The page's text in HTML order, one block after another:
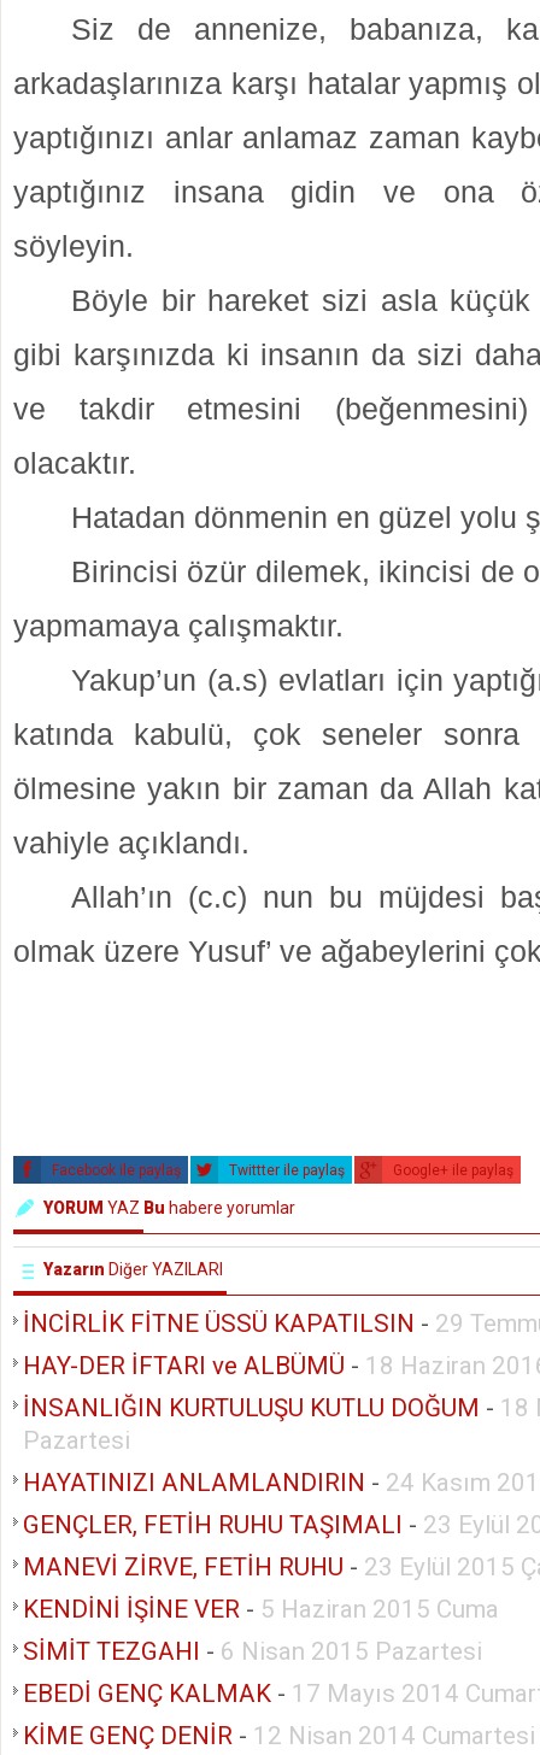
Siz de annenize, babanıza,
arkadaşlarınıza karşı hatalar yapmış
yaptığınızı anlar anlamaz zaman
yaptığınız insana gidin ve ona
söyleyin.
Böyle bir hareket sizi asla küçük
gibi karşınızda ki insanın da sizi
ve takdir etmesini
olacaktır.
Hatadan dönmenin en güzel yolu
Birincisi özür dilemek, ikincisi de
yapmamaya çalışmaktır.
Yakup’un (a.s) evlatları için
katında kabulü, çok seneler sonra
ölmesine yakın bir zaman da Allah
vahiyle açıklandı.
Allah’ın (c.c) nun bu müjdesi
olmak üzere Yusuf’ ve ağabeylerini
Facebook ile paylaş Twittter ile paylaş Google+ ile paylaş
YORUM YAZ Bu habere yorumlar
Yazarın Diğer YAZILARI
İNCİRLİK FİTNE ÜSSÜ KAPATILSIN - 29
HAY-DER İFTARI ve ALBÜMÜ - 18 Haziran
İNSANLIĞIN KURTULUŞU KUTLU DOĞUM - 18
Pazartesi
HAYATINIZI ANLAMLANDIRIN - 24 Kasım
GENÇLER, FETİH RUHU TAŞIMALI - 23 Eylül
MANEVİ ZİRVE, FETİH RUHU - 23 Eylül 2015
KENDİNİ İŞİNE VER - 5 Haziran 2015 Cuma
SİMİT TEZGAHI - 6 Nisan 2015 Pazartesi
EBEDİ GENÇ KALMAK - 17 Mayıs 2014
KİME GENÇ DENİR - 12 Nisan 2014 Cumartesi